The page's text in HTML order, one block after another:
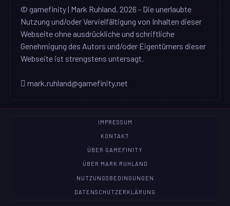
© gamefinity | Mark Ruhland, 2026 - Die unerlaubte
Nutzung und/oder Vervielfältigung von Inhalten dieser
Webseite ohne ausdrückliche und schriftliche
Genehmigung des Autors und/oder Eigentümers dieser
Webseite ist strengstens untersagt.
mark.ruhland@gamefinity.net
IMPRESSUM
KONTAKT
ÜBER GAMEFINITY
ÜBER MARK RUHLAND
NUTZUNGSBEDINGUNGEN
DATENSCHUTZERKLÄRUNG